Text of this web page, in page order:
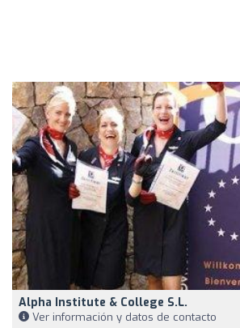
Alpha Institute & College S.L.
Ver información y datos de contacto